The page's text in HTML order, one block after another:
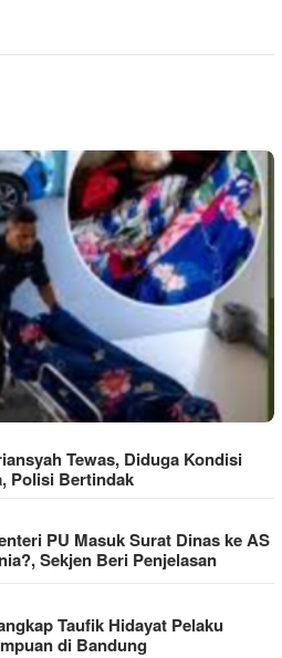
Tewas, Diduga Kondisi
Polisi Bertindak
PU Masuk Surat Dinas ke AS
Sekjen Beri Penjelasan
Taufik Hidayat Pelaku
di Bandung